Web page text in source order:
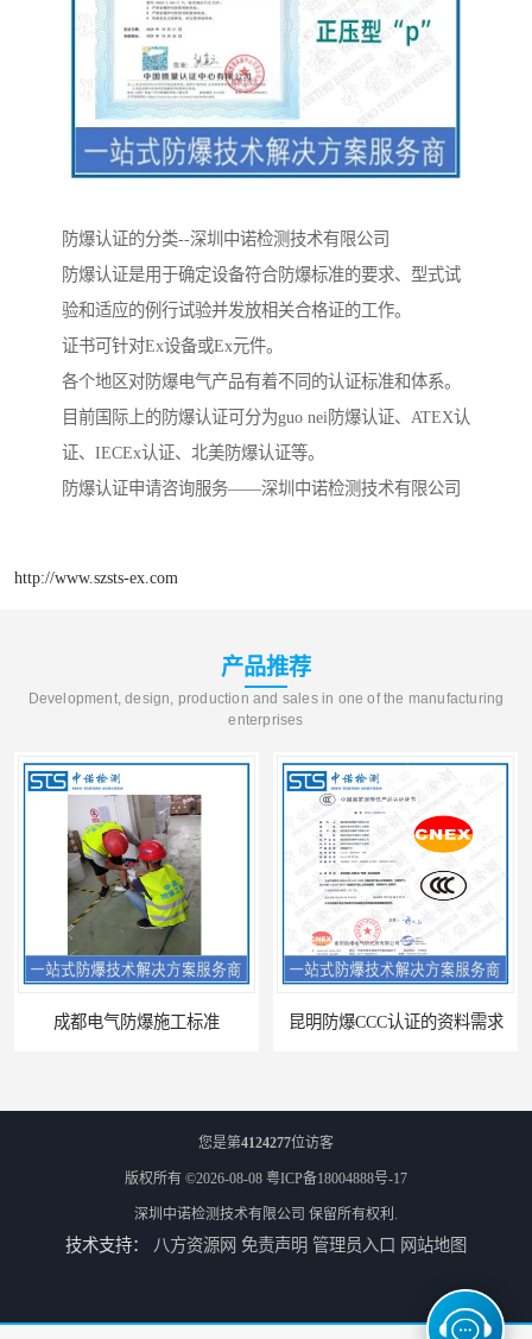
防爆认证的分类--深圳中诺检测技术有限公司
防爆认证是用于确定设备符合防爆标准的要求、型式试
验和适应的例行试验并发放相关合格证的工作。
证书可针对Ex设备或Ex元件。
各个地区对防爆电气产品有着不同的认证标准和体系。
目前国际上的防爆认证可分为guo nei防爆认证、ATEX认
证、IECEx认证、北美防爆认证等。
防爆认证申请咨询服务——深圳中诺检测技术有限公司
http://www.szsts-ex.com
产品推荐
Development, design, production and sales in one of the manufacturing
enterprises
成都电气防爆施工标准 昆明防爆CCC认证的资料需求
合肥IECEx标志认证发证机构 海口防爆电器设备维修资质办理周期
您是第4124277位访客
版权所有 ©2026-08-08 粤ICP备18004888号-17
深圳中诺检测技术有限公司 保留所有权利.
技术支持： 八方资源网 免责声明 管理员入口 网站地图